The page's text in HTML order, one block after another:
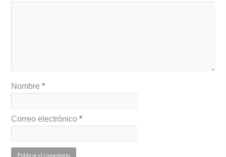
Nombre*
Correo electrónico*